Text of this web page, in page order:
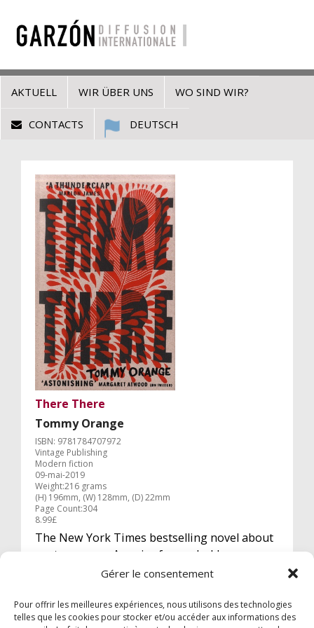
Gérer le consentement
Pour offrir les meilleures expériences, nous utilisons des technologies
telles que les cookies pour stocker et/ou accéder aux informations des
AKTUELL WIR ÜBER UNS WO SIND WIR?
CONTACTS DEUTSCH
There There
Tommy Orange
ISBN: 9781784707972
Vintage Publishing
Modern fiction
09-mai-2019
Weight:216 grams
(H) 196mm, (W) 128mm, (D) 22mm
Page Count:304
8.99£
The New York Times bestselling novel about
contemporary America from a bold new
Native American voice. `A thunderclap' Marlon